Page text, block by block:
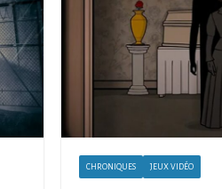
CHRONIQUES JEUX VIDÉO